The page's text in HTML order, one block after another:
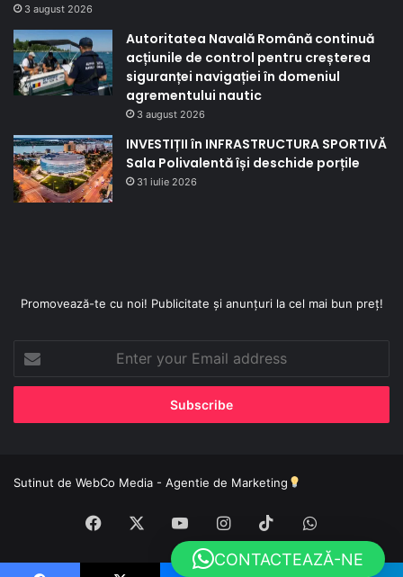
3 august 2026
Autoritatea Navală Română continuă
acțiunile de control pentru creșterea
siguranței navigației în domeniul
agrementului nautic
3 august 2026
INVESTIȚII în INFRASTRUCTURA SPORTIVĂ
Sala Polivalentă își deschide porțile
31 iulie 2026
Promovează-te cu noi! Publicitate și anunțuri la cel mai bun preț!
your
Email
Sutinut de WebCo Media - Agentie de Marketing
Facebook YouTubeInstagram
TikTokWhatsApp
CONTACTEAZĂ-NE